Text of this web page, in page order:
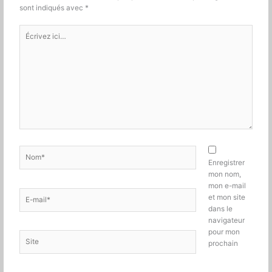
sont indiqués avec *
Écrivez
ici…
mail*
Enregistrer
mon nom,
mon e-mail
et mon site
dans le
navigateur
pour mon
prochain